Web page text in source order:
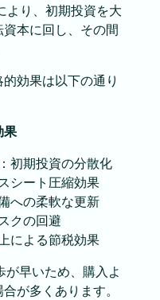
より、初期投資を大
本に回し、その間
効果は以下の通り
果
初期投資の分散化
シート圧縮効果
への柔軟な更新
クの回避
による節税効果
早いため、購入よ
が多くあります。